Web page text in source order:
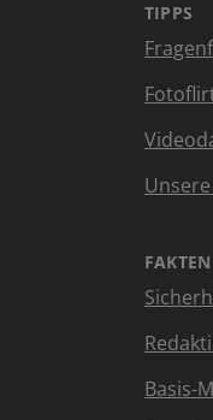
TIPPS
FAKTEN
Basis-